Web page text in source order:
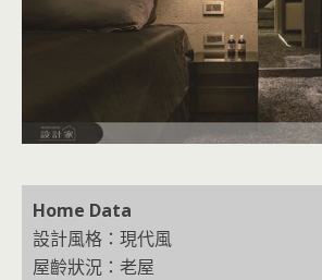
Home Data
設計風格：現代風
屋齡狀況：老屋